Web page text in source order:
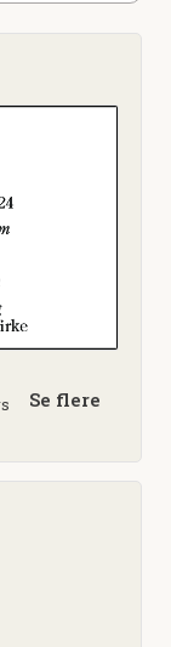
Se flere